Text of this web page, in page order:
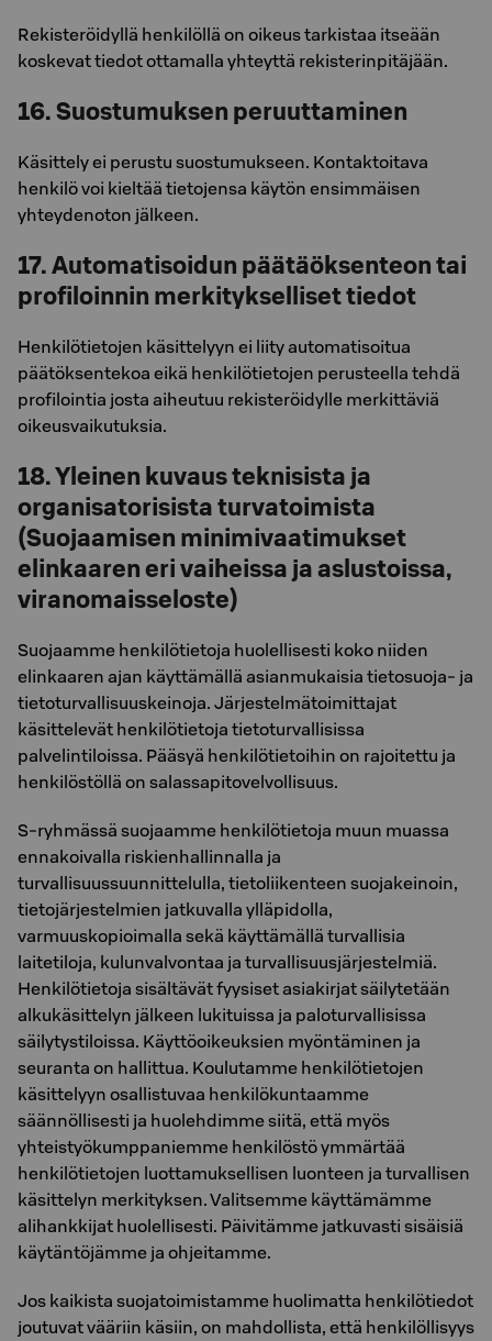
Rekisteröidyllä henkilöllä on oikeus tarkistaa itseään
koskevat tiedot ottamalla yhteyttä rekisterinpitäjään.
16. Suostumuksen peruuttaminen
Käsittely ei perustu suostumukseen. Kontaktoitava
henkilö voi kieltää tietojensa käytön ensimmäisen
yhteydenoton jälkeen.
17. Automatisoidun päätäöksenteon tai
profiloinnin merkitykselliset tiedot
Henkilötietojen käsittelyyn ei liity automatisoitua
päätöksentekoa eikä henkilötietojen perusteella tehdä
profilointia josta aiheutuu rekisteröidylle merkittäviä
oikeusvaikutuksia.
18. Yleinen kuvaus teknisista ja
organisatorisista turvatoimista
(Suojaamisen minimivaatimukset
elinkaaren eri vaiheissa ja aslustoissa,
viranomaisseloste)
Suojaamme henkilötietoja huolellisesti koko niiden
elinkaaren ajan käyttämällä asianmukaisia tietosuoja- ja
tietoturvallisuuskeinoja. Järjestelmätoimittajat
käsittelevät henkilötietoja tietoturvallisissa
palvelintiloissa. Pääsyä henkilötietoihin on rajoitettu ja
henkilöstöllä on salassapitovelvollisuus.
S-ryhmässä suojaamme henkilötietoja muun muassa
ennakoivalla riskienhallinnalla ja
turvallisuussuunnittelulla, tietoliikenteen suojakeinoin,
tietojärjestelmien jatkuvalla ylläpidolla,
varmuuskopioimalla sekä käyttämällä turvallisia
laitetiloja, kulunvalvontaa ja turvallisuusjärjestelmiä.
Henkilötietoja sisältävät fyysiset asiakirjat säilytetään
alkukäsittelyn jälkeen lukituissa ja paloturvallisissa
säilytystiloissa. Käyttöoikeuksien myöntäminen ja
seuranta on hallittua. Koulutamme henkilötietojen
käsittelyyn osallistuvaa henkilökuntaamme
säännöllisesti ja huolehdimme siitä, että myös
yhteistyökumppaniemme henkilöstö ymmärtää
henkilötietojen luottamuksellisen luonteen ja turvallisen
käsittelyn merkityksen. Valitsemme käyttämämme
alihankkijat huolellisesti. Päivitämme jatkuvasti sisäisiä
käytäntöjämme ja ohjeitamme.
Jos kaikista suojatoimistamme huolimatta henkilötiedot
joutuvat vääriin käsiin, on mahdollista, että henkilöllisyys